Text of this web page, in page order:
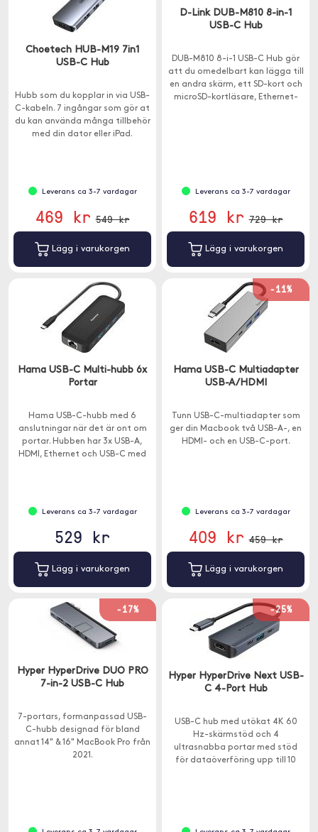
Choetech HUB-M19 7in1
USB-C Hub
Hubb som du kopplar in via USB-
C-kabeln. 7 ingångar som gör at
du kan använda många tillbehör
med din dator eller iPad.
Leverans ca 3-7 vardagar
469 kr 549 kr
Lägg i varukorgen
D-Link DUB-M810 8-in-1
USB-C Hub
DUB-M810 8-i-1 USB-C Hub gör
att du omedelbart kan lägga till
en andra skärm, ett SD-kort och
microSD-kortläsare, Ethernet-
Leverans ca 3-7 vardagar
619 kr 729 kr
Lägg i varukorgen
Hama USB-C Multi-hubb 6x
Portar
Hama USB-C-hubb med 6
anslutningar när det är ont om
portar. Hubben har 3x USB-A,
HDMI, Ethernet och USB-C med
Leverans ca 3-7 vardagar
529 kr
Lägg i varukorgen
-11%
Hama USB-C Multiadapter
USB-A/HDMI
Tunn USB-C-multiadapter som
ger din Macbook två USB-A-, en
HDMI- och en USB-C-port.
Leverans ca 3-7 vardagar
409 kr 459 kr
Lägg i varukorgen
-17%
Hyper HyperDrive DUO PRO
7-in-2 USB-C Hub
7-portars, formanpassad USB-
C-hubb designad för bland
annat 14" & 16" MacBook Pro från
2021.
-25%
Hyper HyperDrive Next USB-
C 4-Port Hub
USB-C hub med utökat 4K 60
Hz-skärmstöd och 4
ultrasnabba portar med stöd
för dataöverföring upp till 10